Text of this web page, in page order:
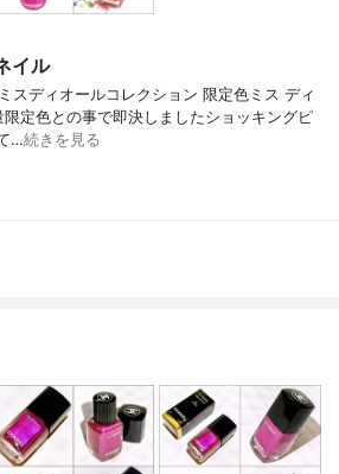
イル
スディオールコレクション 限定色ミス ディ
定色との事で即決しましたショッキングピ
…続きを見る